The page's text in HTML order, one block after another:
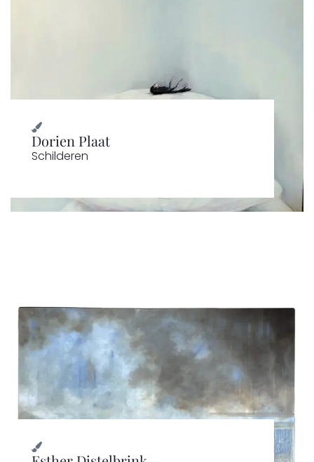
Dorien Plaat
Schilderen